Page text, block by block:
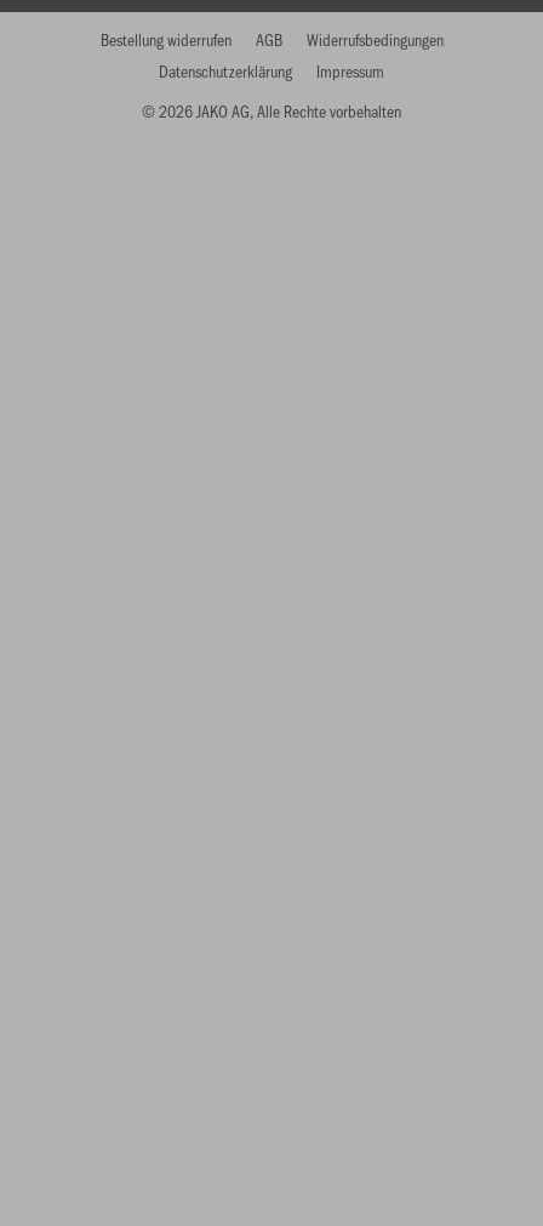
© 2026 JAKO AG, Alle Rechte vorbehalten
Bestellung widerrufen AGB
Widerrufsbedingungen
Datenschutzerklärung
Impressum